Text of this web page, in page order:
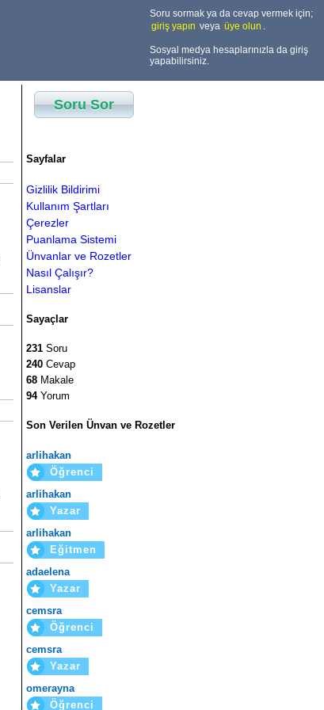
Soru sormak ya da cevap vermek için;
giriş yapın veya üye olun .
Sosyal medya hesaplarınızla da giriş
yapabilirsiniz.
Soru Sor
Sayfalar
Gizlilik Bildirimi
Kullanım Şartları
Çerezler
Puanlama Sistemi
Ünvanlar ve Rozetler
Nasıl Çalışır?
Lisanslar
Sayaçlar
231 Soru
240 Cevap
68 Makale
94Yorum
Son Verilen Ünvan ve Rozetler
arlihakan
Öğrenci
arlihakan
Yazar
arlihakan
Eğitmen
adaelena
Yazar
cemsra
Öğrenci
cemsra
Yazar
omerayna
Öğrenci